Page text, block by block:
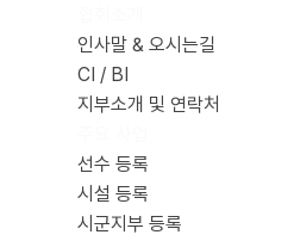
인사말 & 오시는길
CI / BI
지부소개 및 연락처
선수 등록
시설 등록
시군지부 등록